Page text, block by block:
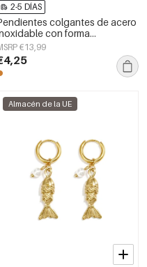
2-5 DÍAS
colgantes de acero
con forma
elegantes, de la
Daily Simple, joyería para
€13,99
Almacén de la UE